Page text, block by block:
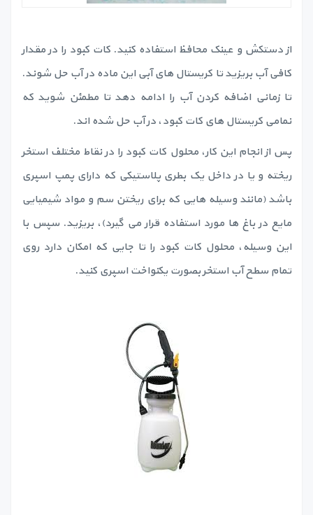
از دستکش و عینک محافظ استفاده کنید. کات کبود را در مقدار
کافی آب بریزید تا کریستال های آبی این ماده در آب حل شوند.
تا زمانی اضافه کردن آب را ادامه دهد تا مطمئن شوید که
نمامی کریستال های کات کبود، در آب حل شده اند.
پس از انجام این کار، محلول کات کبود را در نقاط مختلف استخر
ریخته و یا در داخل یک بطری پلاستیکی که دارای پمپ اسپری
باشد (مانند وسیله هایی که برای ریختن سم و مواد شیمیایی
مایع در باغ ها مورد استفاده قرار می گیرد)، بریزید. سپس با
این وسیله، محلول کات کبود را تا جایی که امکان دارد روی
تمام سطح آب استخر بصورت یکنواخت اسپری کنید.